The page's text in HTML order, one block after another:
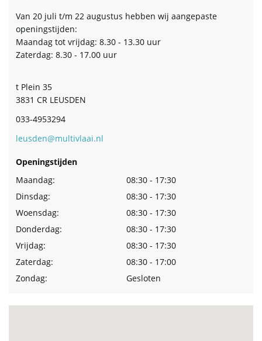
Van 20 juli t/m 22 augustus hebben wij aangepaste
openingstijden:
Maandag tot vrijdag: 8.30 - 13.30 uur
Zaterdag: 8.30 - 17.00 uur
t Plein 35
3831 CR LEUSDEN
033-4953294
leusden@multivlaai.nl
Openingstijden
Maandag:
08:30 - 17:30
Dinsdag:
08:30 - 17:30
Woensdag:
08:30 - 17:30
Donderdag:
08:30 - 17:30
Vrijdag:
08:30 - 17:30
Zaterdag:
08:30 - 17:00
Zondag:
Gesloten